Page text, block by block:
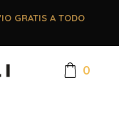
GRATIS A TODO
0